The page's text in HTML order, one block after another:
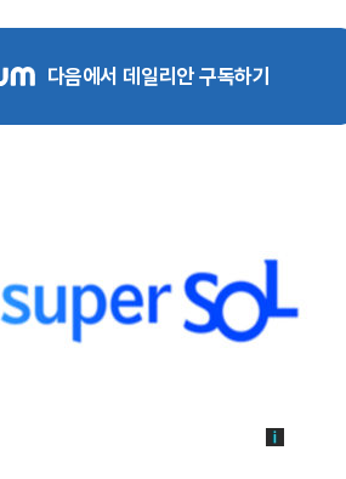
다음에서 데일리안 구독하기